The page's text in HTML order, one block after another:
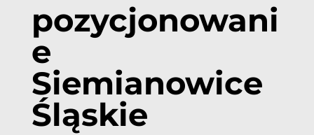
pozycjonowani
e
Siemianowice
Śląskie